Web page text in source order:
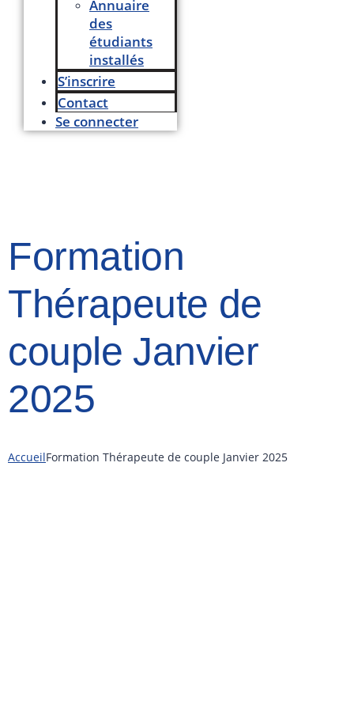
Annuaire
des
étudiants
installés
S’inscrire
Contact
Se connecter
Formation
Thérapeute de
couple Janvier
2025
AccueilFormation Thérapeute de couple Janvier 2025